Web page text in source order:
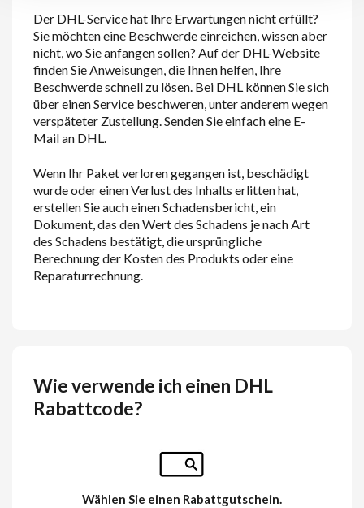
Der DHL-Service hat Ihre Erwartungen nicht erfüllt?
Sie möchten eine Beschwerde einreichen, wissen aber
nicht, wo Sie anfangen sollen? Auf der DHL-Website
finden Sie Anweisungen, die Ihnen helfen, Ihre
Beschwerde schnell zu lösen. Bei DHL können Sie sich
über einen Service beschweren, unter anderem wegen
verspäteter Zustellung. Senden Sie einfach eine E-
Mail an DHL.
Wenn Ihr Paket verloren gegangen ist, beschädigt
wurde oder einen Verlust des Inhalts erlitten hat,
erstellen Sie auch einen Schadensbericht, ein
Dokument, das den Wert des Schadens je nach Art
des Schadens bestätigt, die ursprüngliche
Berechnung der Kosten des Produkts oder eine
Reparaturrechnung.
Wie verwende ich einen DHL
Rabattcode?
Wählen Sie einen Rabattgutschein.